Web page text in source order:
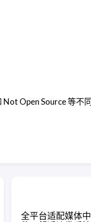
Open Source 等不
全平台适配媒体